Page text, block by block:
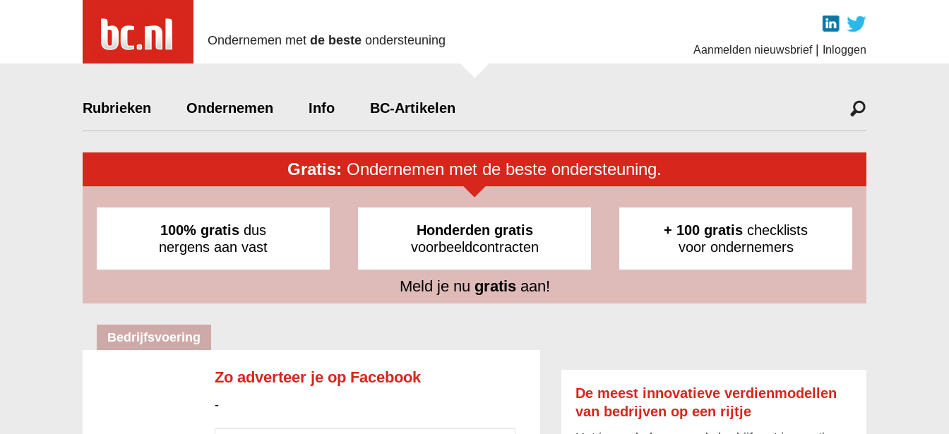
Ondernemen met de beste ondersteuning
Aanmelden nieuwsbrief| Inloggen
Rubrieken Ondernemen Info BC-Artikelen
Gratis: Ondernemen met de beste ondersteuning.
100% gratis dus
nergens aan vast
Honderden gratis
voorbeeldcontracten
+ 100 gratis checklists
voor ondernemers
Meld je nu gratisaan!
Bedrijfsvoering
Zo adverteer je op Facebook
-
De meest innovatieve verdienmodellen
van bedrijven op een rijtje